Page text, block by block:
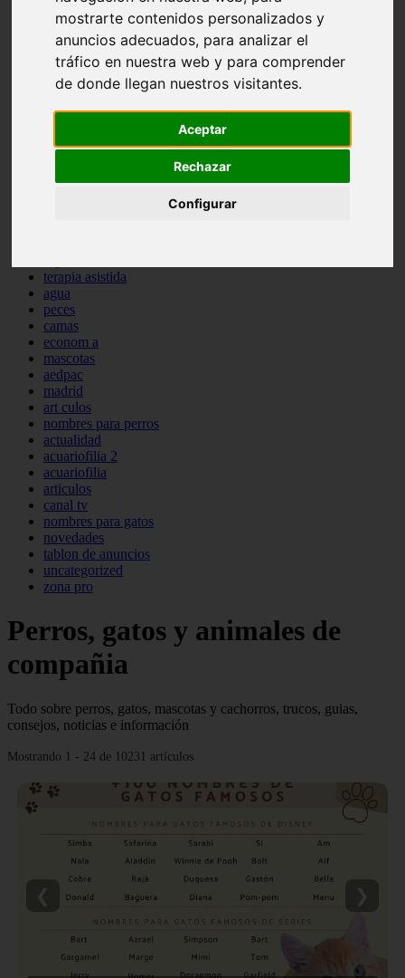
mostrarte contenidos personalizados y
anuncios adecuados, para analizar el
tráfico en nuestra web y para comprender
de donde llegan nuestros visitantes.
Aceptar
Rechazar
Configurar
protagonistas
abandono
adopci n
ferias
snacks
iberzoo propet
estanques
terapia asistida
agua
peces
camas
econom a
mascotas
aedpac
madrid
art culos
nombres para perros
actualidad
acuariofilia 2
acuariofilia
articulos
canal tv
nombres para gatos
novedades
tablon de anuncios
uncategorized
zona pro
Perros, gatos y animales de
compañia
Todo sobre perros, gatos, mascotas y cachorros, trucos, guias,
consejos, noticias e información
Mostrando 1 - 24 de 10231 artículos
❮ ❯